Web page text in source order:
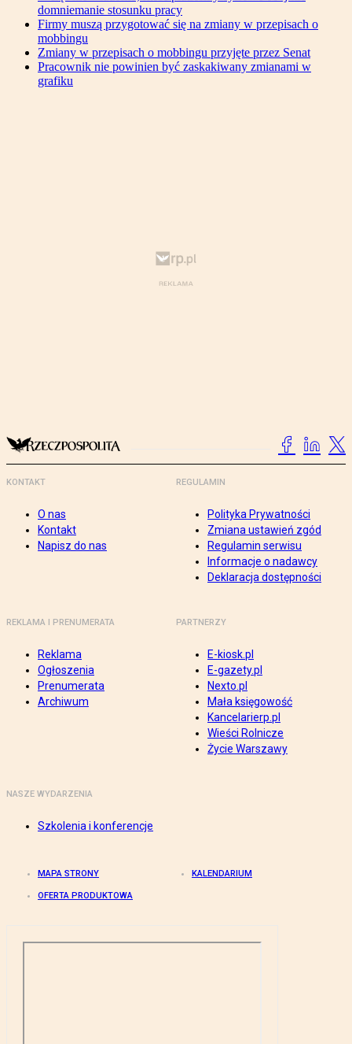
domniemanie stosunku pracy
Firmy muszą przygotować się na zmiany w przepisach o
mobbingu
Zmiany w przepisach o mobbingu przyjęte przez Senat
Pracownik nie powinien być zaskakiwany zmianami w
grafiku
KONTAKT
O nas
Kontakt
Napisz do nas
REGULAMIN
Polityka Prywatności
Zmiana ustawień zgód
Regulamin serwisu
Informacje o nadawcy
Deklaracja dostępności
REKLAMA I PRENUMERATA
Reklama
Ogłoszenia
Prenumerata
Archiwum
PARTNERZY
E-kiosk.pl
E-gazety.pl
Nexto.pl
Mała księgowość
Kancelarierp.pl
Wieści Rolnicze
Życie Warszawy
NASZE WYDARZENIA
Szkolenia i konferencje
MAPA STRONY KALENDARIUM
OFERTA PRODUKTOWA